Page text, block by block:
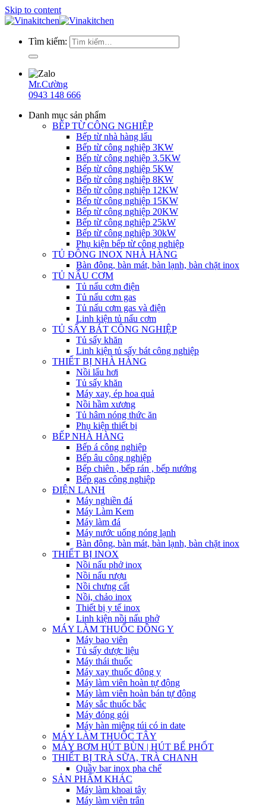
Skip to content
Tìm kiếm:
Mr.Cường
0943 148 666
Danh mục sản phẩm
BẾP TỪ CÔNG NGHIỆP
Bếp từ nhà hàng lẩu
Bếp từ công nghiệp 3KW
Bếp từ công nghiệp 3.5KW
Bếp từ công nghiệp 5KW
Bếp từ công nghiệp 8KW
Bếp từ công nghiệp 12KW
Bếp từ công nghiệp 15KW
Bếp từ công nghiệp 20KW
Bếp từ công nghiệp 25kW
Bếp từ công nghiệp 30kW
Phụ kiện bếp từ công nghiệp
TỦ ĐÔNG INOX NHÀ HÀNG
Bàn đông, bàn mát, bàn lạnh, bàn chặt inox
TỦ NẤU CƠM
Tủ nấu cơm điện
Tủ nấu cơm gas
Tủ nấu cơm gas và điện
Linh kiện tủ nấu cơm
TỦ SẤY BÁT CÔNG NGHIỆP
Tủ sấy khăn
Linh kiện tủ sấy bát công nghiệp
THIẾT BỊ NHÀ HÀNG
Nồi lẩu hơi
Tủ sấy khăn
Máy xay, ép hoa quả
Nồi hầm xương
Tủ hâm nóng thức ăn
Phụ kiện thiết bị
BẾP NHÀ HÀNG
Bếp á công nghiệp
Bếp âu công nghiệp
Bếp chiên , bếp rán , bếp nướng
Bếp gas công nghiệp
ĐIỆN LẠNH
Máy nghiền đá
Máy Làm Kem
Máy làm đá
Máy nước uống nóng lạnh
Bàn đông, bàn mát, bàn lạnh, bàn chặt inox
THIẾT BỊ INOX
Nồi nấu phở inox
Nồi nấu rượu
Nồi chưng cất
Nồi, chảo inox
Thiết bị y tế inox
Linh kiện nồi nấu phở
MÁY LÀM THUỐC ĐÔNG Y
Máy bao viên
Tủ sấy dược liệu
Máy thái thuốc
Máy xay thuốc đông y
Máy làm viên hoàn tự động
Máy làm viên hoàn bán tự động
Máy sắc thuốc bắc
Máy đóng gói
Máy hàn miệng túi có in date
MÁY LÀM THUỐC TÂY
MÁY BƠM HÚT BÙN | HÚT BỂ PHỐT
THIẾT BỊ TRÀ SỮA, TRÀ CHANH
Quầy bar inox pha chế
SẢN PHẨM KHÁC
Máy làm khoai tây
Máy làm viên trân